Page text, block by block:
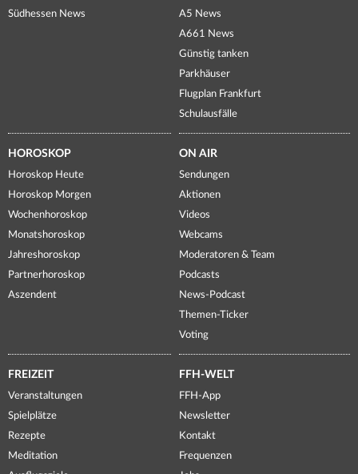
Südhessen News
A5 News
A661 News
Günstig tanken
Parkhäuser
Flugplan Frankfurt
Schulausfälle
HOROSKOP
Horoskop Heute
Horoskop Morgen
Wochenhoroskop
Monatshoroskop
Jahreshoroskop
Partnerhoroskop
Aszendent
ON AIR
Sendungen
Aktionen
Videos
Webcams
Moderatoren & Team
Podcasts
News-Podcast
Themen-Ticker
Voting
FREIZEIT
Veranstaltungen
Spielplätze
Rezepte
Meditation
FFH-WELT
FFH-App
Newsletter
Kontakt
Frequenzen